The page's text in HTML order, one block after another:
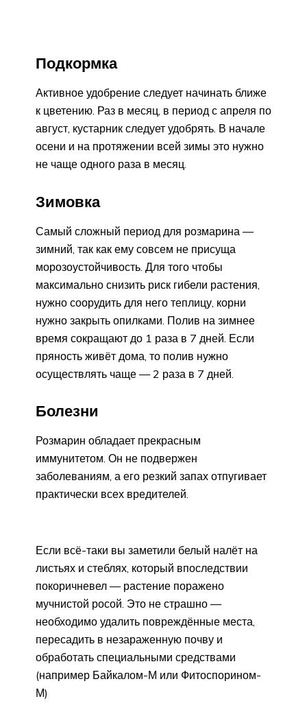
Подкормка
Активное удобрение следует начинать ближе
к цветению. Раз в месяц, в период с апреля по
август, кустарник следует удобрять. В начале
осени и на протяжении всей зимы это нужно
не чаще одного раза в месяц.
Зимовка
Самый сложный период для розмарина —
зимний, так как ему совсем не присуща
морозоустойчивость. Для того чтобы
максимально снизить риск гибели растения,
нужно соорудить для него теплицу, корни
нужно закрыть опилками. Полив на зимнее
время сокращают до 1 раза в 7 дней. Если
пряность живёт дома, то полив нужно
осуществлять чаще — 2 раза в 7 дней.
Болезни
Розмарин обладает прекрасным
иммунитетом. Он не подвержен
заболеваниям, а его резкий запах отпугивает
практически всех вредителей.
Если всё-таки вы заметили белый налёт на
листьях и стеблях, который впоследствии
покоричневел — растение поражено
мучнистой росой. Это не страшно —
необходимо удалить повреждённые места,
пересадить в незараженную почву и
обработать специальными средствами
(например Байкалом-М или Фитоспорином-
М)